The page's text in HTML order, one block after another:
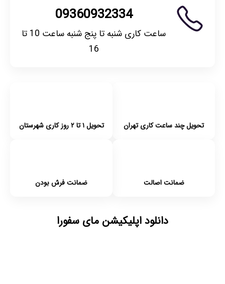
09360932334
ساعت کاری شنبه تا پنج شنبه ساعت 10 تا
16
تحویل چند ساعت کاری تهران تحویل ۱ تا ۲ روز کاری شهرستان
ضمانت اصالت ضمانت فرش بودن
دانلود اپلیکیشن مای سفورا